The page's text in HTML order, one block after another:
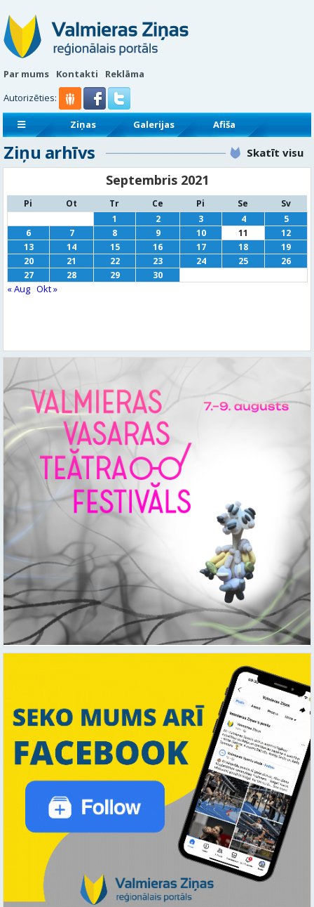
Par mums Kontakti
Reklāma
Autorizēties:
Ziņas Galerijas
Afiša
Sludinājumi
Reklāmraksti
Ziņu arhīvs Skatīt visu
Septembris 2021
Pi Ot Tr Ce Pi Se
Sv
1
2 3 4
5
6
7 8 9 10 11
12
13
14 15 16 17 18
19
20
21 22 23 24 25
26
27
28 29 30
« Aug Okt »